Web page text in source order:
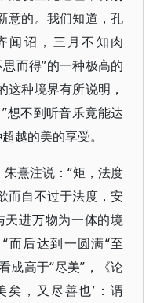
意的。我们知道，孔
闻诏，三月不知肉
而得”的一种极高的
种境界有所说明，
想不到听音乐竟能达
越的美的享受。
熹注说：“矩，法度
而自不过于法度，安
天进万物为一体的境
而后达到一圆满“至
成高于“尽美”，《论
矣，又尽善也’：谓